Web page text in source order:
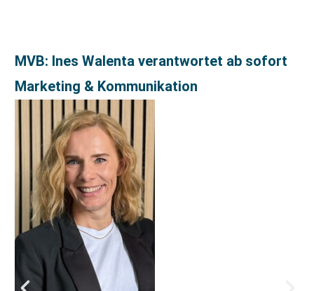
MVB: Ines Walenta verantwortet ab sofort
Marketing & Kommunikation